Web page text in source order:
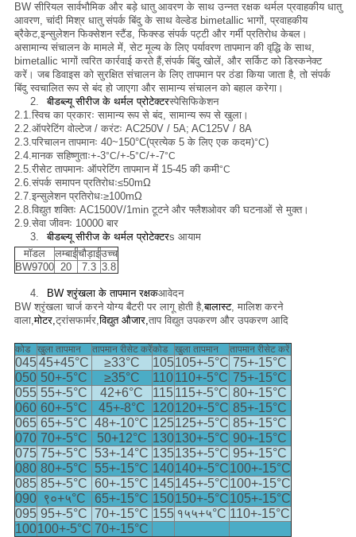
BW सीरियल सार्वभौमिक और बड़े धातु आवरण के साथ उन्नत रक्षक थर्मल प्रवाहकीय धातु
आवरण, चांदी मिश्र धातु संपर्क बिंदु के साथ वेल्डेड bimetallic भागों, प्रवाहकीय
ब्रैकेट,इन्सुलेशन फिक्सेशन स्टैंड, फिक्स्ड संपर्क पट्टी और गर्मी प्रतिरोध केबल।
असामान्य संचालन के मामले में, सेट मूल्य के लिए पर्यावरण तापमान की वृद्धि के साथ,
bimetallic भागों त्वरित कार्रवाई करते हैं,संपर्क बिंदु खोलें, और सर्किट को डिस्कनेक्ट
करें। जब डिवाइस को सुरक्षित संचालन के लिए तापमान पर ठंडा किया जाता है, तो संपर्क
बिंदु स्वचालित रूप से बंद हो जाएगा और सामान्य संचालन को बहाल करेगा।
2.
बीडब्ल्यू सीरीज के थर्मल प्रोटेक्टरस्पेसिफिकेशन
2.1.स्विच का प्रकारः सामान्य रूप से बंद, सामान्य रूप से खुला।
2.2.ऑपरेटिंग वोल्टेज / करंटः AC250V / 5A; AC125V / 8A
2.3.परिचालन तापमानः 40~150°C(प्रत्येक 5 के लिए एक कदम)°C)
2.4.मानक सहिष्णुताः+-3°C/+-5°C/+-7°C
2.5.रीसेट तापमानः ऑपरेटिंग तापमान में 15-45 की कमी°C
2.6.संपर्क समापन प्रतिरोधः≤50mΩ
2.7.इन्सुलेशन प्रतिरोधः≥100mΩ
2.8.विद्युत शक्तिः AC1500V/1min टूटने और फ्लैशओवर की घटनाओं से मुक्त।
2.9.सेवा जीवनः 10000 बार
3.
बीडब्ल्यू सीरीज के थर्मल प्रोटेक्टरs आयाम
मॉडल
लम्बाईचौड़ाईउच्च
BW9700 20 7.3 3.8
4. BW श्रृंखला के तापमान रक्षकआवेदन
BW श्रृंखला चार्ज करने योग्य बैटरी पर लागू होती है,बालास्ट, मालिश करने
वाला,मोटर,ट्रांसफार्मर,विद्युत औजार,ताप विद्युत उपकरण और उपकरण आदि
कोड खुला तापमान तापमान रीसेट करेंकोड खुला तापमान तापमान रीसेट करें
045 45+45°C ≥33°C 105105+-5°C 75+-15°C
050 50+-5°C ≥35°C 110110+-5°C 75+-15°C
055 55+-5°C 42+6°C 115115+-5°C 80+-15°C
060 60+-5°C 45+-8°C 120120+-5°C 85+-15°C
065 65+-5°C 48+-10°C 125125+-5°C 85+-15°C
070 70+-5°C 50+12°C 130130+-5°C 90+-15°C
075 75+-5°C 53+-14°C 135135+-5°C 95+-15°C
080 80+-5°C 55+-15°C 140140+-5°C100+-15°C
085 85+-5°C 60+-15°C 145145+-5°C100+-15°C
090 ९०+५°C 65+-15°C 150150+-5°C105+-15°C
095 95+-5°C 70+-15°C 155 १५५+५°C 110+-15°C
100100+-5°C 70+-15°C